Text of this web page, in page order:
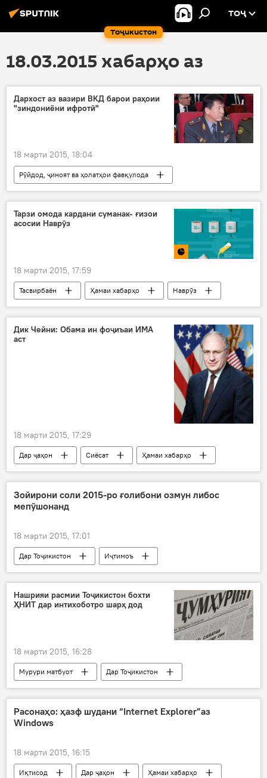
Тоҷикистон
ТОҶ
18.03.2015 хабарҳо аз
Дархост аз вазири ВКД барои раҳоии
"зиндониёни ифротӣ"
18 марти 2015, 18:04
Рӯйдод, ҷиноят ва ҳолатҳои фавқулода
Дар Тоҷикистон
Ҳамаи хабарҳо
Амният ва мудофиа
Суғд
Рамазон Раҳимзода
Тарзи омода кардани суманак- ғизои
асосии Наврӯз
18 марти 2015, 17:59
Тасвирбаён Ҳамаи хабарҳо Наврӯз
Дик Чейни: Обама ин фоҷиъаи ИМА
аст
18 марти 2015, 17:29
Дар ҷаҳон Сиёсат
Ҳамаи хабарҳо
ИМА
Барак Обама
Дик Чейни
Кохи сафед
Зойирони соли 2015-ро ғолибони озмун либос
мепӯшонанд
18 марти 2015, 17:01
Дар Тоҷикистон
Иҷтимоъ
Ҳамаи хабарҳо
Фарҳанг
Абдукарим Мустафоқулов
Комитети умури адён
Ҳаҷҷ
Нашрияи расмии Тоҷикистон бохти
ҲНИТ дар интихоботро шарҳ дод
18 марти 2015, 16:28
Мурури матбуот
Дар Тоҷикистон
Сиёсат
Ҳамаи хабарҳо
Иҷтимоъ
парлумон
"Ҷумҳурият"
интихобот
Расонаҳо: ҳазф шудани “Internet Explorer”аз
Windows
18 марти 2015, 16:15
Иқтисод Дар ҷаҳон
Ҳамаи хабарҳо